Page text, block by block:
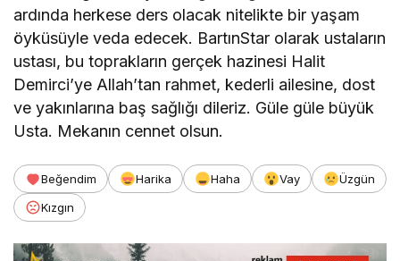
ardında herkese ders olacak nitelikte bir yaşam
öyküsüyle veda edecek. BartınStar olarak ustaların
ustası, bu toprakların gerçek hazinesi Halit
Demirci’ye Allah’tan rahmet, kederli ailesine, dost
ve yakınlarına baş sağlığı dileriz. Güle güle büyük
Usta. Mekanın cennet olsun.
Beğendim Harika Haha Vay
Üzgün
Kızgın